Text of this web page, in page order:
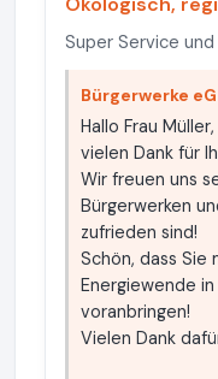
Super Service
Bürgerwerke eG
Hallo Frau Müller,
vielen Dank für
Wir freuen uns
Bürgerwerken
zufrieden sind!
Schön, dass Sie
Energiewende
voranbringen!
Vielen Dank